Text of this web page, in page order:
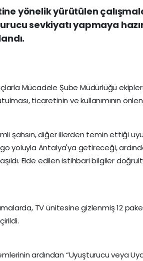
yönelik yürütülen
sevkiyatı yapmaya
Mücadele Şube Müdürlüğü
ticaretinin ve kullanımının
şahsın, diğer illerden temin ettiği
yoluyla Antalya'ya getireceği,
Elde edilen istihbari bilgiler
TV ünitesine gizlenmiş 12
ardından “Uyuşturucu veya